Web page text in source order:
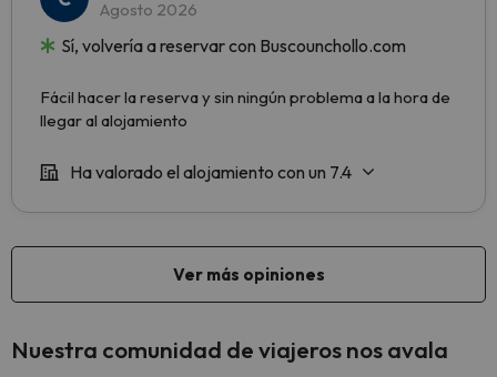
Nuestra comunidad de viajeros nos avala